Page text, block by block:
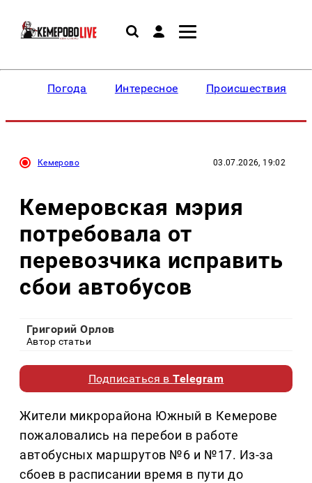
Погода Интересное Происшествия
Кемерово 03.07.2026, 19:02
Кемеровская мэрия
потребовала от
перевозчика исправить
сбои автобусов
Григорий Орлов
Автор статьи
Подписаться вTelegram
Жители микрорайона Южный в Кемерове
пожаловались на перебои в работе
автобусных маршрутов №6 и №17. Из-за
сбоев в расписании время в пути до